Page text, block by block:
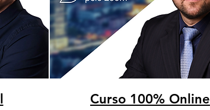
Curso 100% Online